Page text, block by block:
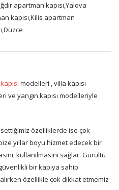
apartman kapısı,Yalova
kapısı,Kilis apartman
modelleri , villa kapısı
ve yangın kapısı modelleriyle
özelliklerde ise çok
yıllar boyu hizmet edecek bir
kullanılmasını sağlar. Gürültü
bir kapıya sahip
alırken özellikle çok dikkat etmemiz